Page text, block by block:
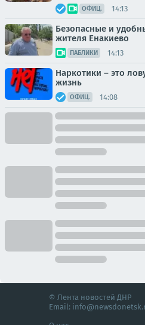
ОФИЦ. 14:13
Безопасные и
жителя Енакиево
ПАБЛИКИ 14:13
Наркотики – это
жизнь
ОФИЦ. 14:08
© Лента новостей ДНР
Email: